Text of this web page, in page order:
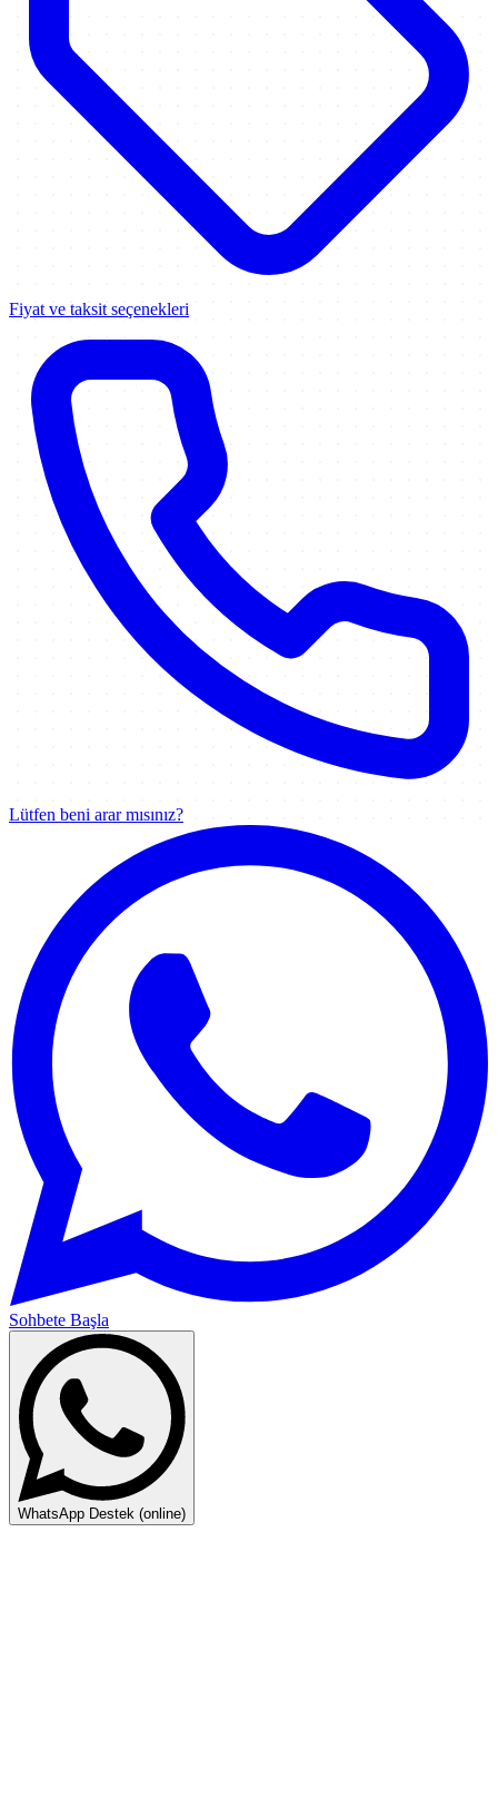
Fiyat ve taksit seçenekleri
Lütfen beni arar mısınız?
Sohbete Başla
WhatsApp Destek (online)